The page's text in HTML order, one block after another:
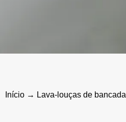
Início → Lava-louças de bancada